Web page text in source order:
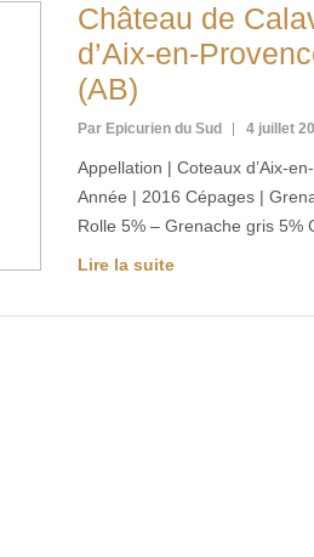
Château de
d’Aix-en-
(AB)
Par Epicurien du Sud 4 juillet
Appellation | Coteaux d’Aix-
Année | 2016 Cépages |
Rolle 5% – Grenache gris
Lire la suite